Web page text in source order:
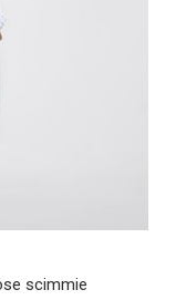
scimmie